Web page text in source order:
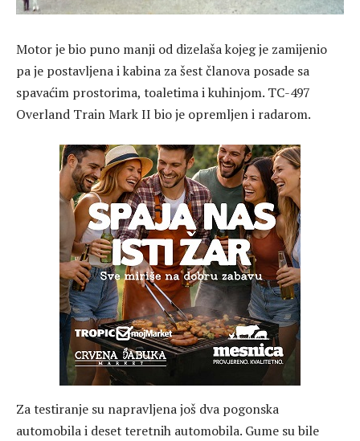
Motor je bio puno manji od dizelaša kojeg je zamijenio
pa je postavljena i kabina za šest članova posade sa
spavaćim prostorima, toaletima i kuhinjom. TC-497
Overland Train Mark II bio je opremljen i radarom.
Za testiranje su napravljena još dva pogonska
automobila i deset teretnih automobila. Gume su bile